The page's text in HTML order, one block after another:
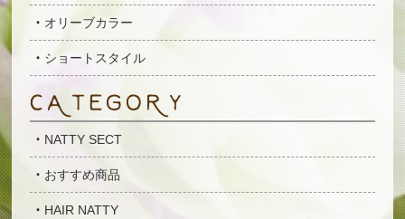
オリーブカラー
ショートスタイル
NATTY SECT
おすすめ商品
HAIR NATTY